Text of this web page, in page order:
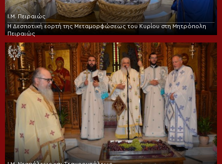
Ι.Μ. Πειραιώς
Η Δεσποτική εορτή της Μεταμορφώσεως του Κυρίου στη Μητρόπολη
Πειραιώς